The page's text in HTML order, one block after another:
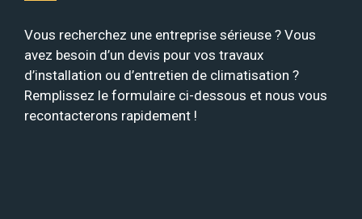
Vous recherchez une entreprise sérieuse ? Vous
avez besoin d’un devis pour vos travaux
d’installation ou d’entretien de climatisation ?
Remplissez le formulaire ci-dessous et nous vous
recontacterons rapidement !